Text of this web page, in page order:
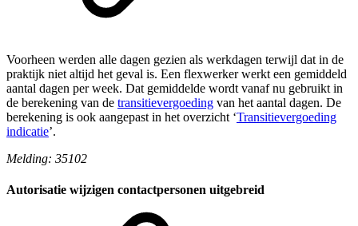
Voorheen werden alle dagen gezien als werkdagen terwijl dat in de
praktijk niet altijd het geval is. Een flexwerker werkt een gemiddeld
aantal dagen per week. Dat gemiddelde wordt vanaf nu gebruikt in
de berekening van de transitievergoeding van het aantal dagen. De
berekening is ook aangepast in het overzicht ‘Transitievergoeding
indicatie’.
Melding: 35102
Autorisatie wijzigen contactpersonen uitgebreid